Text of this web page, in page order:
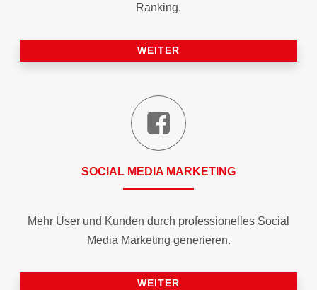
Ranking.
WEITER
SOCIAL MEDIA MARKETING
Mehr User und Kunden durch professionelles Social
Media Marketing generieren.
WEITER